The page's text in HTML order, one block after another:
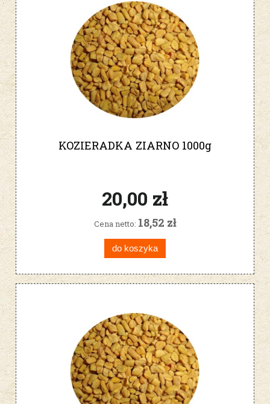
KOZIERADKA ZIARNO 1000g
20,00 zł
Cena netto: 18,52 zł
do koszyka